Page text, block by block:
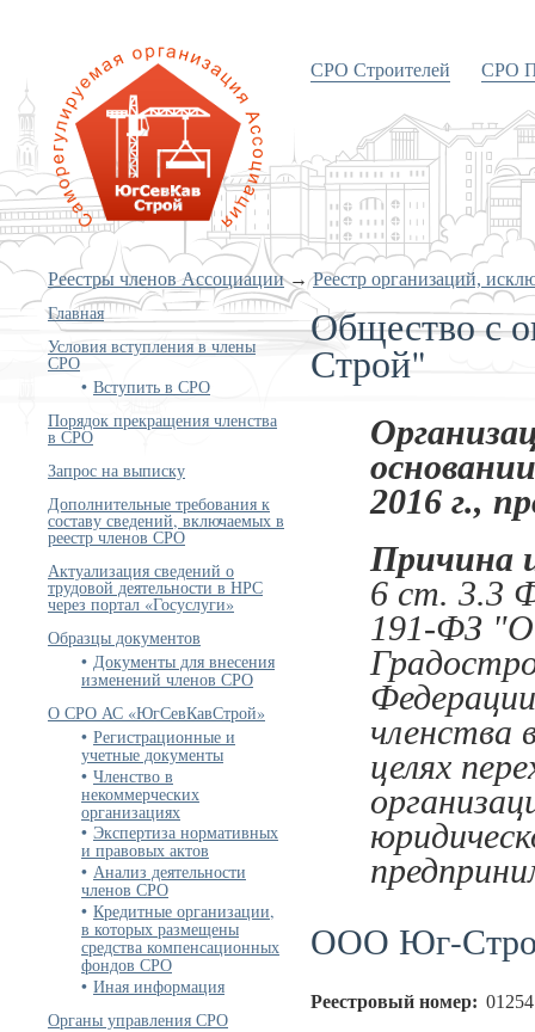
«Объединение строителей
Южного и Северо-Кавказского
округов»
СРО Строителей СРО
Реестры членов Ассоциации→Реестр организаций,
Главная
Условия вступления в члены
СРО
Вступить в СРО
Порядок прекращения членства
в СРО
Запрос на выписку
Дополнительные требования к
составу сведений, включаемых в
реестр членов СРО
Актуализация сведений о
трудовой деятельности в НРС
через портал «Госуслуги»
Образцы документов
Документы для внесения
изменений членов СРО
О СРО АС «ЮгСевКавСтрой»
Регистрационные и
учетные документы
Членство в
некоммерческих
организациях
Экспертиза нормативных
и правовых актов
Анализ деятельности
членов СРО
Кредитные организации,
в которых размещены
средства компенсационных
фондов СРО
Иная информация
Органы управления СРО
Общество с
Строй"
2016 г.,
Причина
6 ст. 3.3
191-ФЗ "О
членства
целях
ООО Юг-
Реестровый номер: 01254